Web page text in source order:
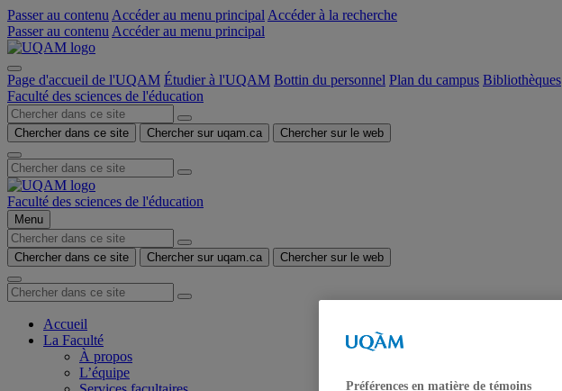
Passer au contenu Accéder au menu principal Accéder à la recherche
Passer au contenu Accéder au menu principal
Page d'accueil de l'UQAM Étudier à l'UQAM Bottin du personnel Plan du campus Bibliothèques
Faculté des sciences de l'éducation
Chercher dans ce site Chercher sur uqam.ca Chercher sur le web
Faculté des sciences de l'éducation
Menu
Chercher dans ce site Chercher sur uqam.ca Chercher sur le web
Accueil
La Faculté
À propos
L’équipe
Préférences en matière de témoins